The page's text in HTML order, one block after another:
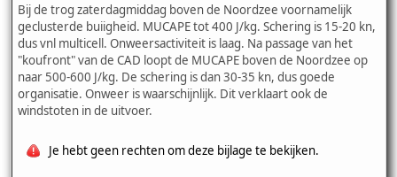
Bij de trog zaterdagmiddag boven de Noordzee voornamelijk
geclusterde buiigheid. MUCAPE tot 400 J/kg. Schering is 15-20 kn,
dus vnl multicell. Onweersactiviteit is laag. Na passage van het
"koufront" van de CAD loopt de MUCAPE boven de Noordzee op
naar 500-600 J/kg. De schering is dan 30-35 kn, dus goede
organisatie. Onweer is waarschijnlijk. Dit verklaart ook de
windstoten in de uitvoer.
Je hebt geen rechten om deze bijlage te bekijken.